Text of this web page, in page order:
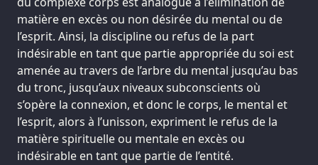
matière en excès ou non désirée du mental ou de
l’esprit. Ainsi, la discipline ou refus de la part
indésirable en tant que partie appropriée du soi est
amenée au travers de l’arbre du mental jusqu’au bas
du tronc, jusqu’aux niveaux subconscients où
s’opère la connexion, et donc le corps, le mental et
l’esprit, alors à l’unisson, expriment le refus de la
matière spirituelle ou mentale en excès ou
indésirable en tant que partie de l’entité.